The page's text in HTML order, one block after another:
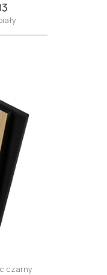
czarny